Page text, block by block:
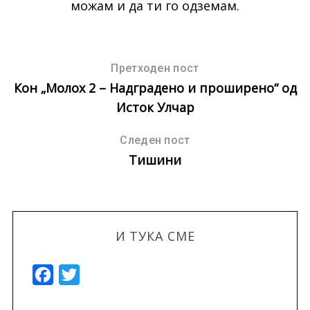
можам и да ти го одземам.
Претходен пост
Кон „Молох 2 – Надградено и проширено“ од
Исток Улчар
Следен пост
Тишини
И ТУКА СМЕ